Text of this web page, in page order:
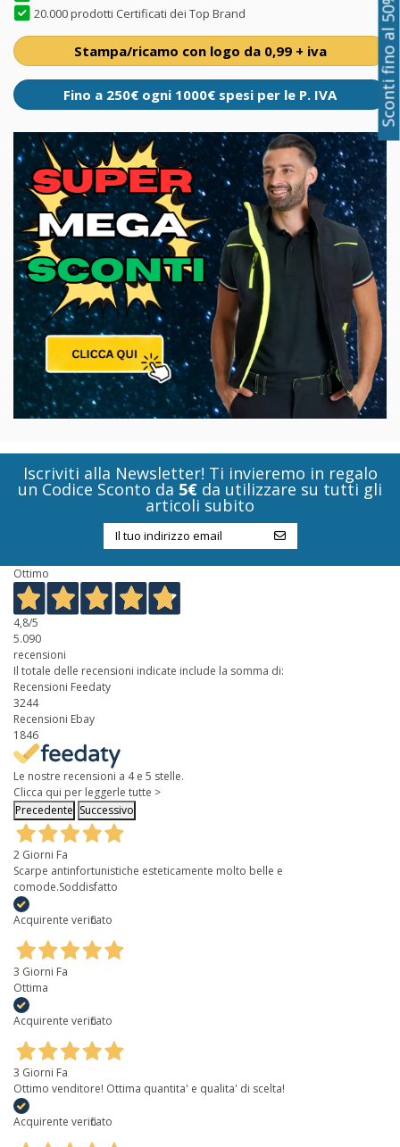
20.000 prodotti Certificati dei Top Brand
Stampa/ricamo con logo da 0,99 + iva
Fino a 250€ ogni 1000€ spesi per le P. IVA
Iscriviti alla Newsletter! Ti invieremo in regalo
un Codice Sconto da 5€ da utilizzare su tutti gli
articoli subito
Ottimo
4,8/5
5.090
recensioni
Il totale delle recensioni indicate include la somma di:
Recensioni Feedaty
3244
Recensioni Ebay
1846
Le nostre recensioni a 4 e 5 stelle.
Clicca qui per leggerle tutte >
Precedente Successivo
2 Giorni Fa
Scarpe antinfortunistiche esteticamente molto belle e
comode.Soddisfatto
Acquirente verificato
3 Giorni Fa
Ottima
Acquirente verificato
3 Giorni Fa
Ottimo venditore! Ottima quantita' e qualita' di scelta!
Acquirente verificato
Sconti fino al 50%